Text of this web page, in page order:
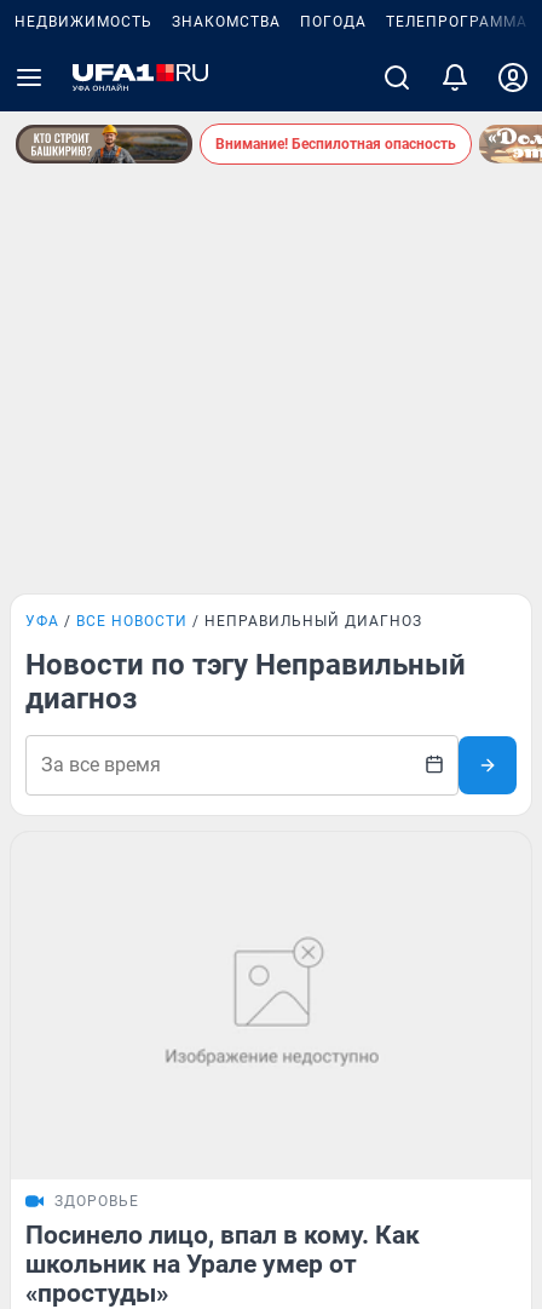
НЕДВИЖИМОСТЬ ЗНАКОМСТВА ПОГОДА ТЕЛЕПРОГРАММА
Внимание! Беспилотная опасность
УФА ВСЕ НОВОСТИ НЕПРАВИЛЬНЫЙ ДИАГНОЗ
Новости по тэгу Неправильный
диагноз
ЗДОРОВЬЕ
Посинело лицо, впал в кому. Как
школьник на Урале умер от
«простуды»